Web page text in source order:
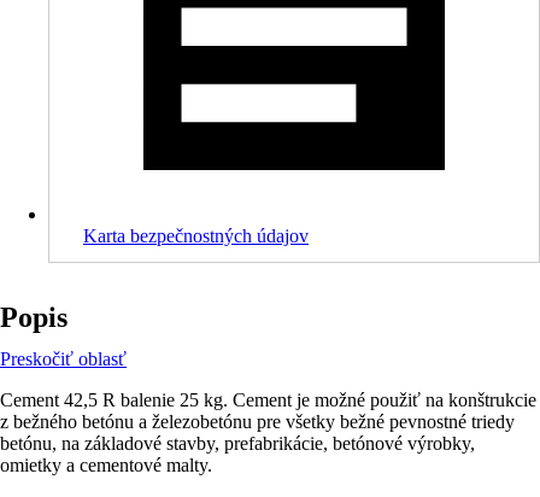
Karta bezpečnostných údajov
Popis
Preskočiť oblasť
Cement 42,5 R balenie 25 kg. Cement je možné použiť na konštrukcie
z bežného betónu a železobetónu pre všetky bežné pevnostné triedy
betónu, na základové stavby, prefabrikácie, betónové výrobky,
omietky a cementové malty.